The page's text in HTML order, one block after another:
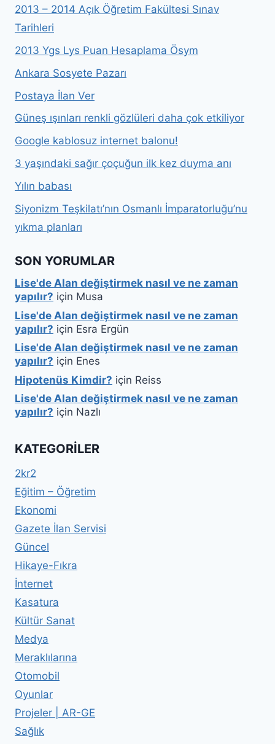
2013 – 2014 Açık Öğretim Fakültesi Sınav
Tarihleri
2013 Ygs Lys Puan Hesaplama Ösym
Ankara Sosyete Pazarı
Postaya İlan Ver
Güneş ışınları renkli gözlüleri daha çok etkiliyor
Google kablosuz internet balonu!
3 yaşındaki sağır çoçuğun ilk kez duyma anı
Yılın babası
Siyonizm Teşkilatı’nın Osmanlı İmparatorluğu’nu
yıkma planları
SON YORUMLAR
Lise'de Alan değiştirmek nasıl ve ne zaman
yapılır? için Musa
Lise'de Alan değiştirmek nasıl ve ne zaman
yapılır? için Esra Ergün
Lise'de Alan değiştirmek nasıl ve ne zaman
yapılır? için Enes
Hipotenüs Kimdir? için Reiss
Lise'de Alan değiştirmek nasıl ve ne zaman
yapılır? için Nazlı
KATEGORILER
2kr2
Eğitim – Öğretim
Ekonomi
Gazete İlan Servisi
Güncel
Hikaye-Fıkra
İnternet
Kasatura
Kültür Sanat
Medya
Meraklılarına
Otomobil
Oyunlar
Projeler | AR-GE
Sağlık